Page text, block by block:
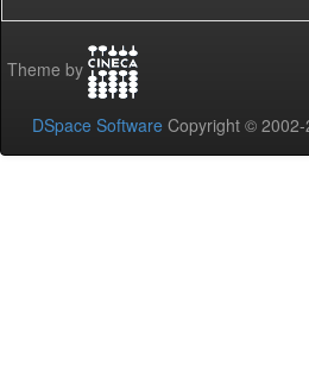
Theme by
DSpace Software Copyright © 2002-